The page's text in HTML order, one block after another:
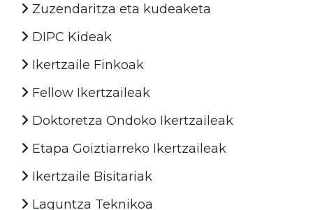
Zuzendaritza eta kudeaketa
DIPC Kideak
Ikertzaile Finkoak
Fellow Ikertzaileak
Doktoretza Ondoko Ikertzaileak
Etapa Goiztiarreko Ikertzaileak
Ikertzaile Bisitariak
Laguntza Teknikoa